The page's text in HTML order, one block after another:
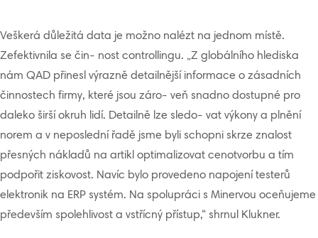
Veškerá důležitá data je možno nalézt na jednom místě.
Zefektivnila se čin- nost controllingu. „Z globálního hlediska
nám QAD přinesl výrazně detailnější informace o zásadních
činnostech firmy, které jsou záro- veň snadno dostupné pro
daleko širší okruh lidí. Detailně lze sledo- vat výkony a plnění
norem a v neposlední řadě jsme byli schopni skrze znalost
přesných nákladů na artikl optimalizovat cenotvorbu a tím
podpořit ziskovost. Navíc bylo provedeno napojení testerů
elektronik na ERP systém. Na spolupráci s Minervou oceňujeme
především spolehlivost a vstřícný přístup,“ shrnul Klukner.